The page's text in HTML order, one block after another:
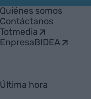
Empresa
Quiénes somos
Contáctanos
Totmedia
EnpresaBIDEA
Última hora